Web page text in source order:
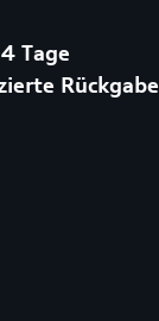
Tage
Rückgabe